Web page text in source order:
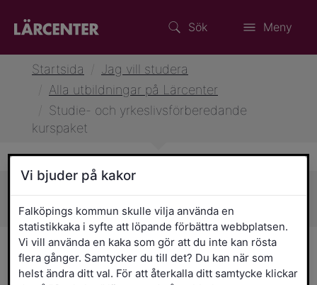
Sök Meny
Startsida
Jag vill studera
Alla utbildningar på Lärcenter
Studie- och yrkeslivsförberedande
kurspaket
Sidans innehåll
Studie- och
Vi bjuder på kakor
Falköpings kommun skulle vilja använda en
statistikkaka i syfte att löpande förbättra webbplatsen.
Vi vill använda en kaka som gör att du inte kan rösta
flera gånger. Samtycker du till det? Du kan när som
helst ändra ditt val. För att återkalla ditt samtycke klickar